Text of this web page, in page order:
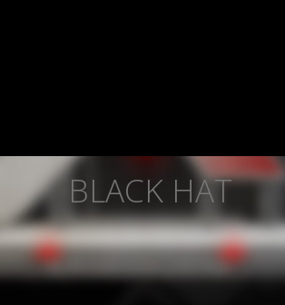
BLACK HAT